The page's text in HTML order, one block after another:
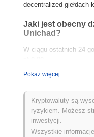
decentralized giełdach
Jaki jest obecny
Unichad?
W ciągu ostatnich 24
Jaka jest historia
Najwyższy Poziom
Najniższy Poziom
Unichad jest obecnie
Pokaż więcej
Kryptowaluty są
ryzykiem. Możesz
inwestycji.
Wszystkie